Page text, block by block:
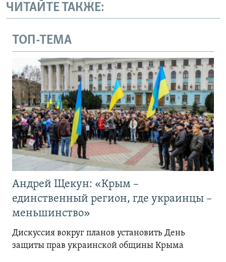
ЧИТАЙТЕ ТАКЖЕ:
ТОП-ТЕМА
Андрей Щекун: «Крым –
единственный регион, где украинцы –
меньшинство»
Дискуссия вокруг планов установить День
защиты прав украинской общины Крыма